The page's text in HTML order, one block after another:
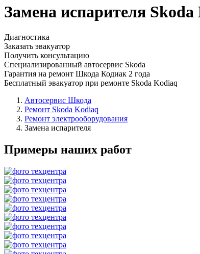
Замена испарителя
Диагностика
Заказать эвакуатор
Получить консультацию
Специализированный автосервис Skoda
Гарантия на ремонт Шкода Кодиак 2 года
Бесплатный эвакуатор при ремонте Skoda Kodiaq
Автосервис Шкода
Ремонт Skoda Kodiaq
Ремонт электрооборудования
Замена испарителя
Примеры наших работ